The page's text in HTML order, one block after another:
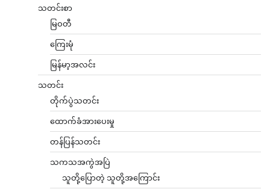
သတင်းစာ
မြဝတီ
ကြေးမုံ
မြန်မာ့အလင်း
သတင်း
တိုက်ပွဲသတင်း
ထောက်ခံအားပေးမှု
တန်ပြန်သတင်း
သကသအကွဲအပြဲ
သူတို့ပြောတဲ့ သူတို့အကြောင်း